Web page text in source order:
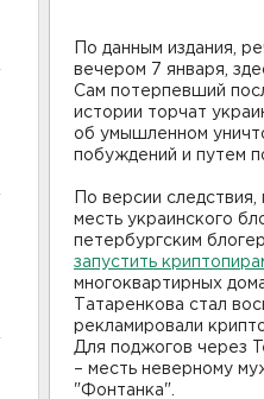
По данным издания,
вечером 7 января,
Сам потерпевший
истории торчат
об умышленном
побуждений и путем
По версии
месть украинского
петербургским
запустить
многоквартирных
Татаренкова стал
рекламировали
Для поджогов через
– месть неверному
"Фонтанка".